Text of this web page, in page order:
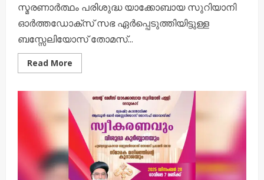
സ്മരണാര്‍ത്ഥം പരിശുദ്ധ യാക്കോബായ സുറിയാനി
ഓർത്തഡോക്സ് സഭ ഏര്‍പ്പെടുത്തിയിട്ടുള്ള
ബസ്സേലിയോസ് തോമസ്...
Read More
more
ബാവാ
പുരസ്‌കാരം
കര്‍ദിനാള്‍
മാര്‍
ബസ്സേലിയോസ്
ക്ലീമിസ്
കാതോലിക്ക
ബാവായ്ക്ക്
സമര്‍പ്പിക്കും